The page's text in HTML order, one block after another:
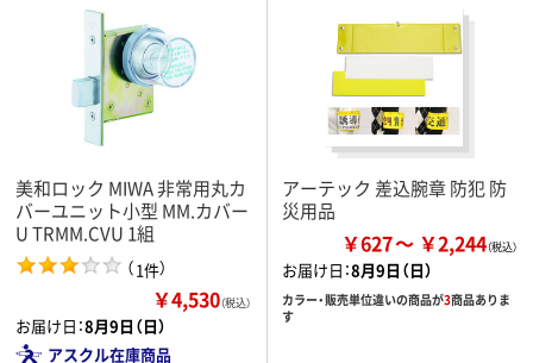
美和ロック MIWA 非常用丸カ
バーユニット小型 MM.カバー
U TRMM.CVU 1組
（1件）
￥4,530（税込）
お届け日：8月9日（日）
アスクル在庫商品
アーテック 差込腕章 防犯 防
災用品
￥627 ￥2,244
お届け日：8月9日（日）
カラー・販売単位違いの商品が3商品ありま
す